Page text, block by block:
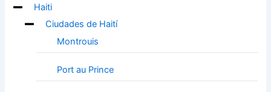
Haiti
Ciudades de Haití
Montrouis
Port au Prince